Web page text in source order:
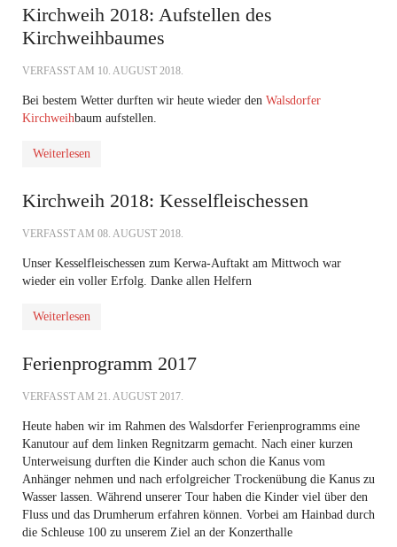
Kirchweih 2018: Aufstellen des
Kirchweihbaumes
VERFASST AM 10. AUGUST 2018.
Bei bestem Wetter durften wir heute wieder den Walsdorfer
Kirchweihbaum aufstellen.
Weiterlesen
Kirchweih 2018: Kesselfleischessen
VERFASST AM 08. AUGUST 2018.
Unser Kesselfleischessen zum Kerwa-Auftakt am Mittwoch war
wieder ein voller Erfolg. Danke allen Helfern
Weiterlesen
Ferienprogramm 2017
VERFASST AM 21. AUGUST 2017.
Heute haben wir im Rahmen des Walsdorfer Ferienprogramms eine
Kanutour auf dem linken Regnitzarm gemacht. Nach einer kurzen
Unterweisung durften die Kinder auch schon die Kanus vom
Anhänger nehmen und nach erfolgreicher Trockenübung die Kanus zu
Wasser lassen. Während unserer Tour haben die Kinder viel über den
Fluss und das Drumherum erfahren können. Vorbei am Hainbad durch
die Schleuse 100 zu unserem Ziel an der Konzerthalle